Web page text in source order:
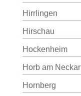
Hirrlingen
Hirschau
Hockenheim
Horb am Neckar
Hornberg